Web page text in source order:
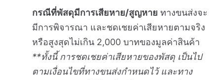
กรณีที่พัสดุมีการเสียหาย/สูญหาย ทางขนส่งจะ
มีการพิจารณา และชดเชยค่าเสียหายตามจริง
หรือสูงสุดไม่เกิน 2,000 บาทของมูลค่าสินค้า
**ทั้งนี้ การชดเชยค่าเสียหายของพัสดุ เป็นไป
ตามเงื่อนไขที่ทางขนส่งกำหนดไว้ และทาง